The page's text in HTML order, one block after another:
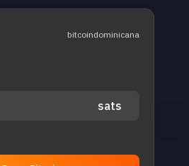
bitcoindominicana